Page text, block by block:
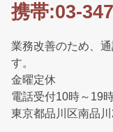
携帯:03-
業務改善のため、
す。
金曜定休
電話受付10時～19
東京都品川区南品